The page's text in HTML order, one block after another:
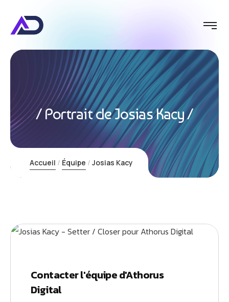
Portrait de Josias Kacy
Accueil Équipe Josias Kacy
Contacter l'équipe d'Athorus
Digital